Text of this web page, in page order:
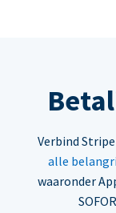
Verbind
alle
waaronder